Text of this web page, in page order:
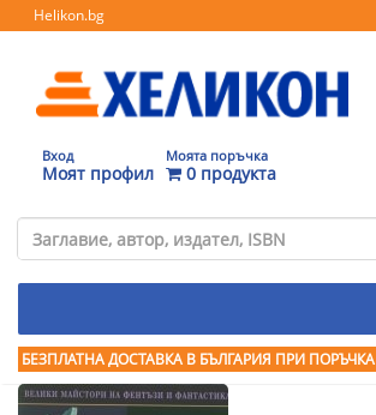
Helikon.bg
Вход
Моят профил
Моята поръчка
0 продукта
БЕЗПЛАТНА ДОСТАВКА В БЪЛГАРИЯ ПРИ ПОРЪЧКА